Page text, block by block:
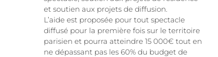
et soutien aux projets de diffusion.
L’aide est proposée pour tout spectacle
diffusé pour la première fois sur le territoire
parisien et pourra atteindre 15 000€ tout en
ne dépassant pas les 60% du budget de